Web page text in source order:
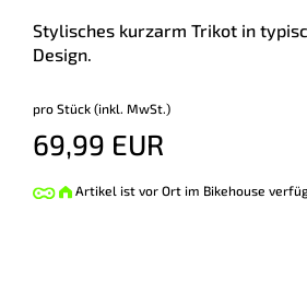
Stylisches kurzarm Trikot in
Design.
pro Stück (inkl. MwSt.)
69,99 EUR
Artikel ist vor Ort im Bikehouse